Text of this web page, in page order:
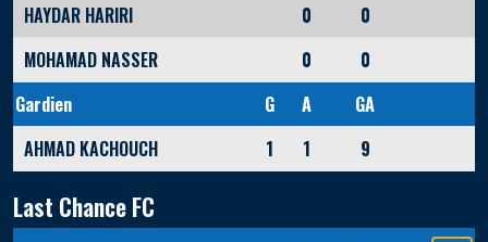
HAYDAR HARIRI
0
0
MOHAMAD NASSER
0
0
Gardien
G A
GA
AHMAD KACHOUCH
1 1 9
Last Chance FC